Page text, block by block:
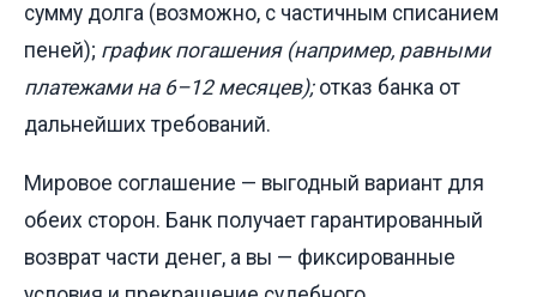
сумму долга (возможно, с частичным списанием
пеней); график погашения (например, равными
платежами на 6–12 месяцев); отказ банка от
дальнейших требований.
Мировое соглашение — выгодный вариант для
обеих сторон. Банк получает гарантированный
возврат части денег, а вы — фиксированные